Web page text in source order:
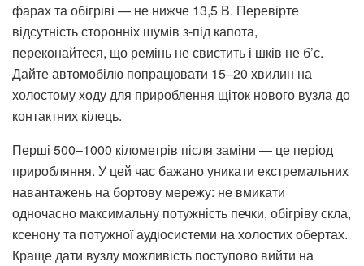
фарах та обігріві — не нижче 13,5 В. Перевірте
відсутність сторонніх шумів з-під капота,
переконайтеся, що ремінь не свистить і шків не б’є.
Дайте автомобілю попрацювати 15–20 хвилин на
холостому ходу для прироблення щіток нового вузла до
контактних кілець.
Перші 500–1000 кілометрів після заміни — це період
приробляння. У цей час бажано уникати екстремальних
навантажень на бортову мережу: не вмикати
одночасно максимальну потужність печки, обігріву скла,
ксенону та потужної аудіосистеми на холостих обертах.
Краще дати вузлу можливість поступово вийти на